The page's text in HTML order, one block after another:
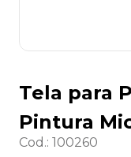
Tela para
Pintura
Cod.: 100260